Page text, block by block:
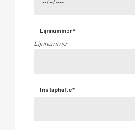
Lijnnummer*
Lijnnummer
Instaphalte*